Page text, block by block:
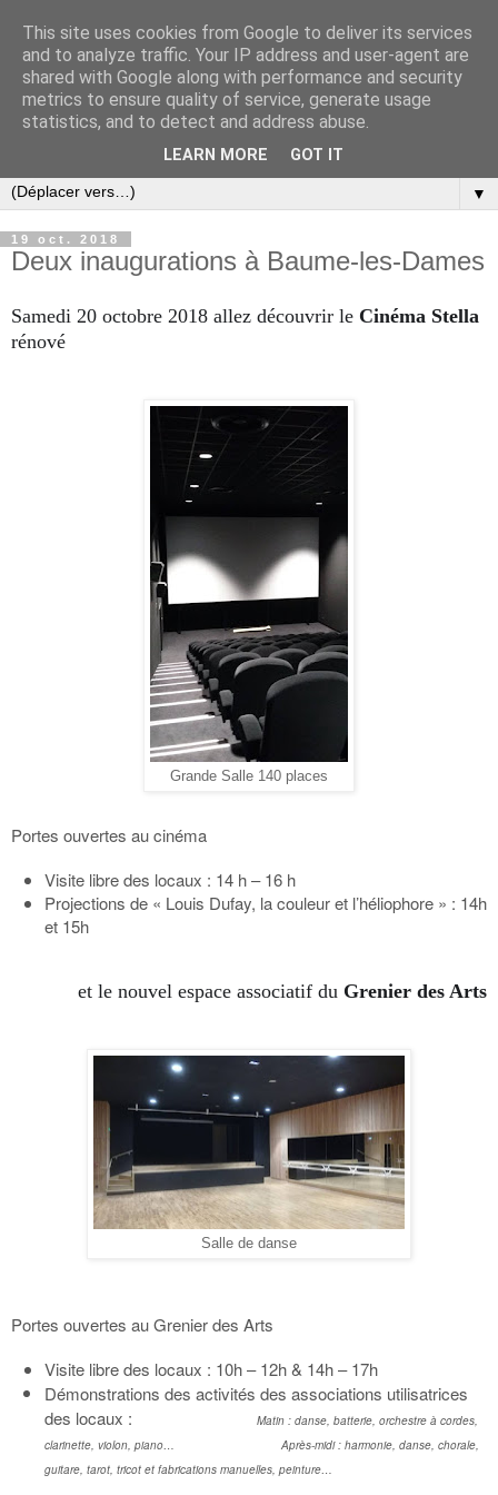
▼
19 oct. 2018
Deux inaugurations à Baume-les-Dames
Samedi 20 octobre 2018 allez découvrir le Cinéma Stella
rénové
Grande Salle 140 places
Portes ouvertes au cinéma
Visite libre des locaux : 14 h – 16 h
Projections de « Louis Dufay, la couleur et l’héliophore » : 14h
et 15h
et le nouvel espace associatif du Grenier des Arts
Salle de danse
Portes ouvertes au Grenier des Arts
Visite libre des locaux : 10h – 12h & 14h – 17h
Démonstrations des activités des associations utilisatrices
des locaux :
Matin : danse, batterie, orchestre à cordes,
clarinette, violon, piano… Après-midi : harmonie, danse, chorale,
guitare, tarot, tricot et fabrications manuelles, peinture…
This site uses cookies from Google to deliver its services
and to analyze traffic. Your IP address and user-agent are
shared with Google along with performance and security
metrics to ensure quality of service, generate usage
statistics, and to detect and address abuse.
LEARN MORE GOT IT